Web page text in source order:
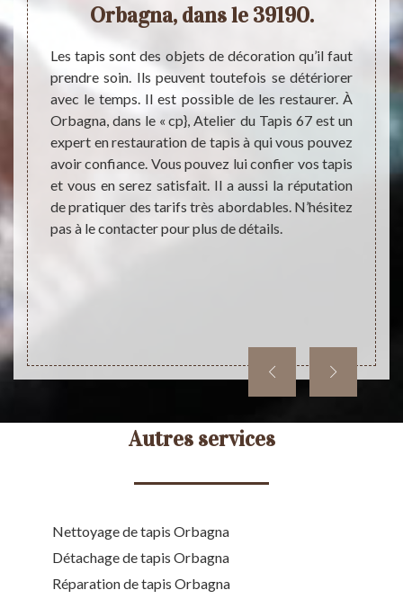
pas
de
67
vos
de
vos
à
à
vos
sa
la
vite.
Orbagna, dans le 39190.
Les tapis sont des objets de décoration qu’il faut
prendre soin. Ils peuvent toutefois se détériorer
avec le temps. Il est possible de les restaurer. À
Orbagna, dans le « cp}, Atelier du Tapis 67 est un
expert en restauration de tapis à qui vous pouvez
avoir confiance. Vous pouvez lui confier vos tapis
et vous en serez satisfait. Il a aussi la réputation
de pratiquer des tarifs très abordables. N’hésitez
pas à le contacter pour plus de détails.
À
est
et
est
tapis.
Autres services
Nettoyage de tapis Orbagna
Détachage de tapis Orbagna
Réparation de tapis Orbagna